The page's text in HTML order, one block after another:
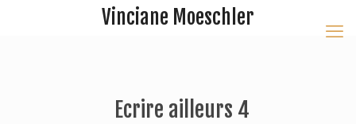
Vinciane Moeschler
Ecrire ailleurs 4